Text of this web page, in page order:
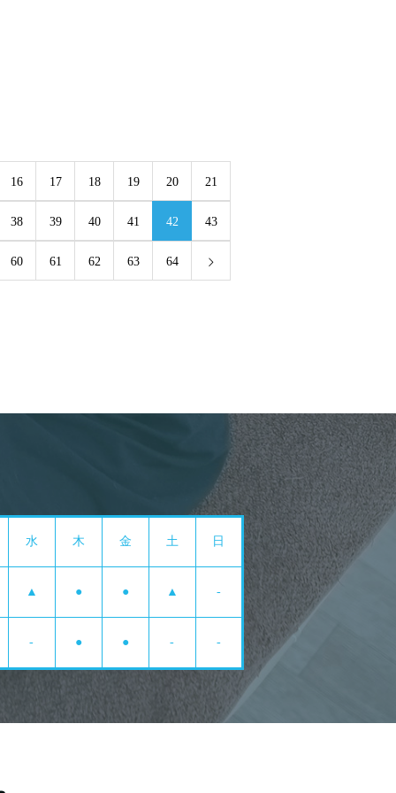
16 17 18 19 20 21
38 39 40 41 42 43
60 61 62 63 64
水 木 金 土 日
▲ ● ● ▲ -
- ● ● - -